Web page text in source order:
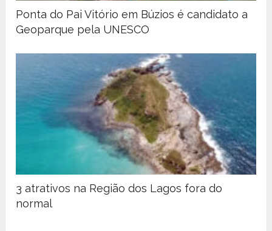
Ponta do Pai Vitório em Búzios é candidato a
Geoparque pela UNESCO
3 atrativos na Região dos Lagos fora do
normal